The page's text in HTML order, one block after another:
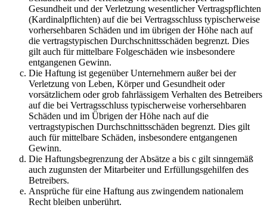
Gesundheit und der Verletzung wesentlicher Vertragspflichten
(Kardinalpflichten) auf die bei Vertragsschluss typischerweise
vorhersehbaren Schäden und im übrigen der Höhe nach auf
die vertragstypischen Durchschnittsschäden begrenzt. Dies
gilt auch für mittelbare Folgeschäden wie insbesondere
entgangenen Gewinn.
Die Haftung ist gegenüber Unternehmern außer bei der
Verletzung von Leben, Körper und Gesundheit oder
vorsätzlichem oder grob fahrlässigem Verhalten des Betreibers
auf die bei Vertragsschluss typischerweise vorhersehbaren
Schäden und im Übrigen der Höhe nach auf die
vertragstypischen Durchschnittsschäden begrenzt. Dies gilt
auch für mittelbare Schäden, insbesondere entgangenen
Gewinn.
Die Haftungsbegrenzung der Absätze a bis c gilt sinngemäß
auch zugunsten der Mitarbeiter und Erfüllungsgehilfen des
Betreibers.
Ansprüche für eine Haftung aus zwingendem nationalem
Recht bleiben unberührt.